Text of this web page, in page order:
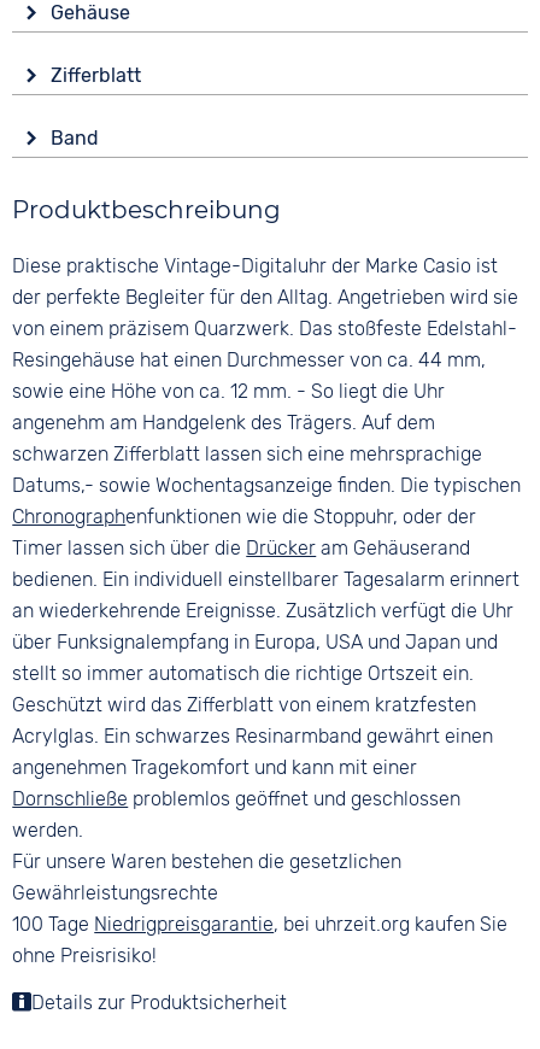
Batterie (Quarz)
Funk
Funkgesteuert
Funktionen
Alarm
Datumsanzeige
Wochentagsanzeige
Zifferblattbeleuchtung
Wasserdicht
5 bar
Gehäuse
Kunststoffglas
Farbe
Silber
Zifferblatt
Digital
Schwarz
Ziffern
Arabisch
Band
Schwarz
Material
Kautschuk
Bandschließe
Dornschließe
Produktbeschreibung
Diese praktische Vintage-Digitaluhr der Marke Casio ist
der perfekte Begleiter für den Alltag. Angetrieben wird sie
von einem präzisem Quarzwerk. Das stoßfeste Edelstahl-
Resingehäuse hat einen Durchmesser von ca. 44 mm,
sowie eine Höhe von ca. 12 mm. - So liegt die Uhr
angenehm am Handgelenk des Trägers. Auf dem
schwarzen Zifferblatt lassen sich eine mehrsprachige
Datums,- sowie Wochentagsanzeige finden. Die typischen
Chronographenfunktionen wie die Stoppuhr, oder der
Timer lassen sich über die Drücker am Gehäuserand
bedienen. Ein individuell einstellbarer Tagesalarm erinnert
an wiederkehrende Ereignisse. Zusätzlich verfügt die Uhr
über Funksignalempfang in Europa, USA und Japan und
stellt so immer automatisch die richtige Ortszeit ein.
Geschützt wird das Zifferblatt von einem kratzfesten
Acrylglas. Ein schwarzes Resinarmband gewährt einen
angenehmen Tragekomfort und kann mit einer
Dornschließe problemlos geöffnet und geschlossen
werden.
Für unsere Waren bestehen die gesetzlichen
Gewährleistungsrechte
100 Tage Niedrigpreisgarantie, bei uhrzeit.org kaufen Sie
ohne Preisrisiko!
Details zur Produktsicherheit